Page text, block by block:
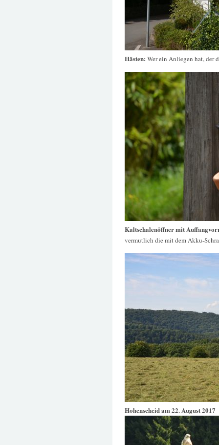
Hästen: Wer ein Anliegen hat, der
Kaltschalenöffner mit
vermutlich die mit dem Akku-
Hohenscheid am 22. August 2017